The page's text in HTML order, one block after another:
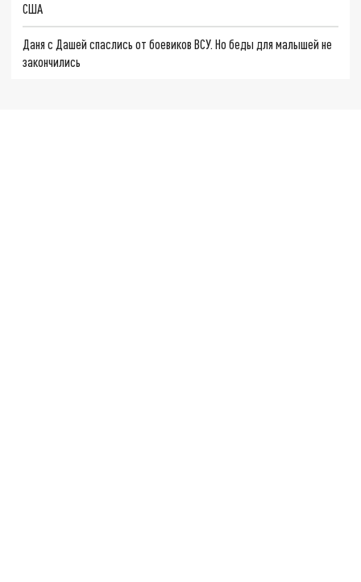
США
Даня с Дашей спаслись от боевиков ВСУ. Но беды для малышей не
закончились